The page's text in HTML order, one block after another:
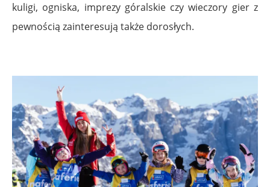
kuligi, ogniska, imprezy góralskie czy wieczory gier z
pewnością zainteresują także dorosłych.